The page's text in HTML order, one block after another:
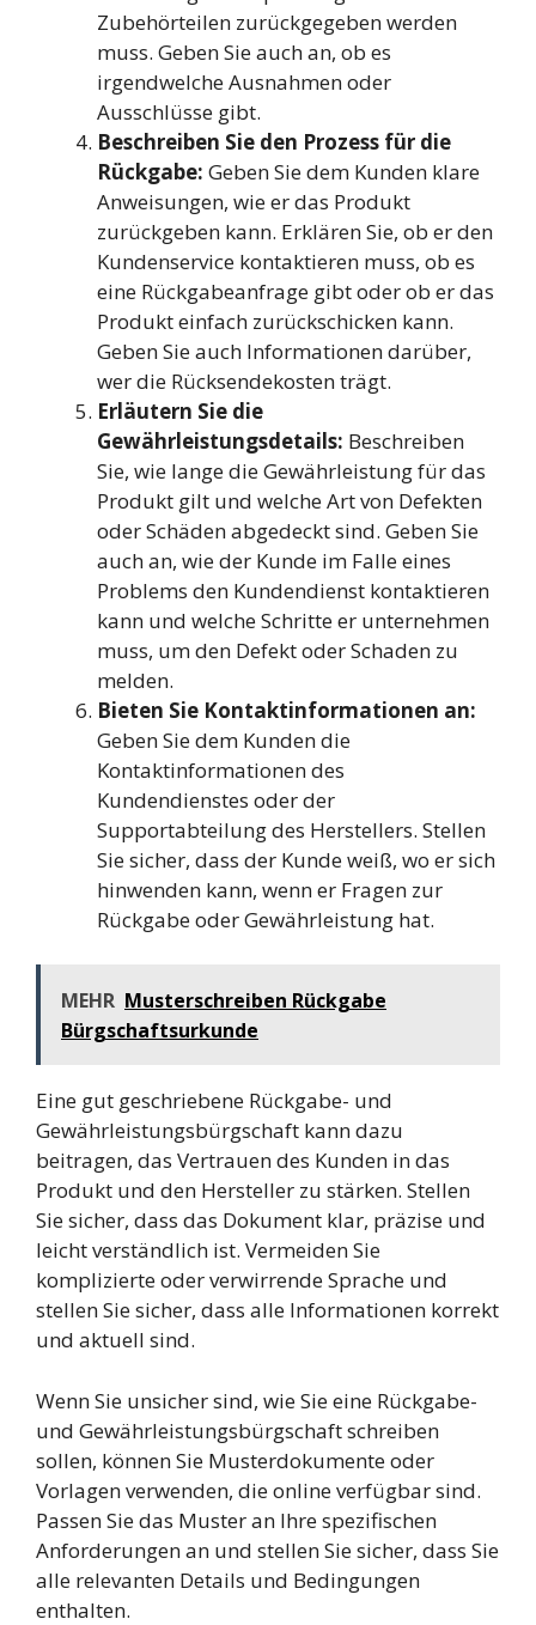
Zubehörteilen zurückgegeben werden
muss. Geben Sie auch an, ob es
irgendwelche Ausnahmen oder
Ausschlüsse gibt.
Beschreiben Sie den Prozess für die
Rückgabe: Geben Sie dem Kunden klare
Anweisungen, wie er das Produkt
zurückgeben kann. Erklären Sie, ob er den
Kundenservice kontaktieren muss, ob es
eine Rückgabeanfrage gibt oder ob er das
Produkt einfach zurückschicken kann.
Geben Sie auch Informationen darüber,
wer die Rücksendekosten trägt.
Erläutern Sie die
Gewährleistungsdetails: Beschreiben
Sie, wie lange die Gewährleistung für das
Produkt gilt und welche Art von Defekten
oder Schäden abgedeckt sind. Geben Sie
auch an, wie der Kunde im Falle eines
Problems den Kundendienst kontaktieren
kann und welche Schritte er unternehmen
muss, um den Defekt oder Schaden zu
melden.
Bieten Sie Kontaktinformationen an:
Geben Sie dem Kunden die
Kontaktinformationen des
Kundendienstes oder der
Supportabteilung des Herstellers. Stellen
Sie sicher, dass der Kunde weiß, wo er sich
hinwenden kann, wenn er Fragen zur
Rückgabe oder Gewährleistung hat.
MEHR Musterschreiben Rückgabe
Bürgschaftsurkunde
Eine gut geschriebene Rückgabe- und
Gewährleistungsbürgschaft kann dazu
beitragen, das Vertrauen des Kunden in das
Produkt und den Hersteller zu stärken. Stellen
Sie sicher, dass das Dokument klar, präzise und
leicht verständlich ist. Vermeiden Sie
komplizierte oder verwirrende Sprache und
stellen Sie sicher, dass alle Informationen korrekt
und aktuell sind.
Wenn Sie unsicher sind, wie Sie eine Rückgabe-
und Gewährleistungsbürgschaft schreiben
sollen, können Sie Musterdokumente oder
Vorlagen verwenden, die online verfügbar sind.
Passen Sie das Muster an Ihre spezifischen
Anforderungen an und stellen Sie sicher, dass Sie
alle relevanten Details und Bedingungen
enthalten.